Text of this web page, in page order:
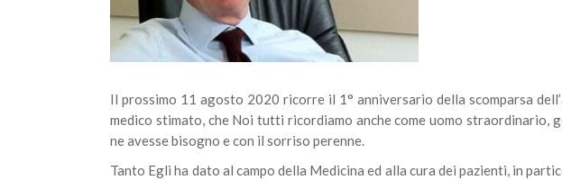
Il prossimo 11 agosto 2020 ricorre il 1° anniversario della scomparsa
medico stimato, che Noi tutti ricordiamo anche come uomo straordinario,
ne avesse bisogno e con il sorriso perenne.
Tanto Egli ha dato al campo della Medicina ed alla cura dei pazienti, in